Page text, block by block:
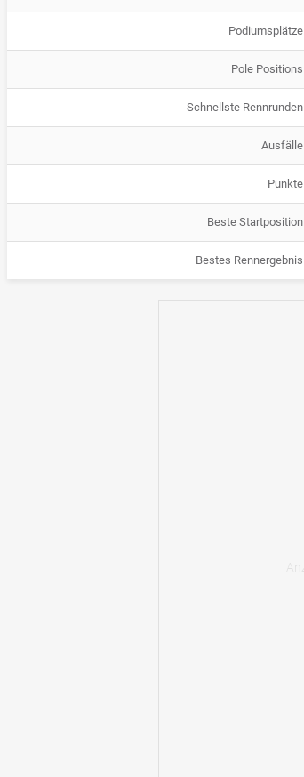
Podiumsplätze
Pole Positions
Schnellste Rennrunden
Ausfälle
Punkte
Beste Startposition
Bestes Rennergebnis